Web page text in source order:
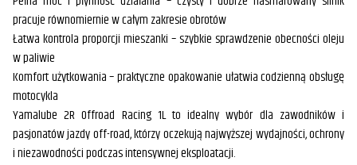
pracuje równomiernie w całym zakresie obrotów
Łatwa kontrola proporcji mieszanki – szybkie sprawdzenie obecności oleju
w paliwie
Komfort użytkowania – praktyczne opakowanie ułatwia codzienną obsługę
motocykla
Yamalube 2R Offroad Racing 1L to idealny wybór dla zawodników i
pasjonatów jazdy off-road, którzy oczekują najwyższej wydajności, ochrony
i niezawodności podczas intensywnej eksploatacji.